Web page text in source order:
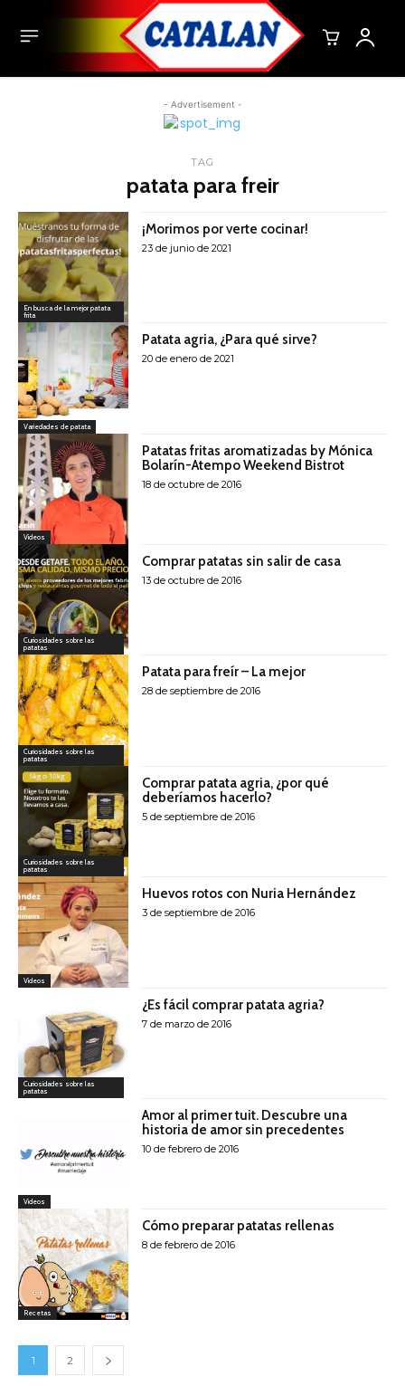
- Advertisement -
TAG
patata para freir
En busca de la mejor patata
frita
¡Morimos por verte cocinar!
23 de junio de 2021
Variedades de patata
Patata agria, ¿Para qué sirve?
20 de enero de 2021
Videos
Patatas fritas aromatizadas by Mónica
Bolarín-Atempo Weekend Bistrot
18 de octubre de 2016
Curiosidades sobre las
patatas
Comprar patatas sin salir de casa
13 de octubre de 2016
Curiosidades sobre las
patatas
Patata para freír – La mejor
28 de septiembre de 2016
Curiosidades sobre las
patatas
Comprar patata agria, ¿por qué
deberíamos hacerlo?
5 de septiembre de 2016
Videos
Huevos rotos con Nuria Hernández
3 de septiembre de 2016
Curiosidades sobre las
patatas
¿Es fácil comprar patata agria?
7 de marzo de 2016
Videos
Amor al primer tuit. Descubre una
historia de amor sin precedentes
10 de febrero de 2016
Recetas
Cómo preparar patatas rellenas
8 de febrero de 2016
1 2